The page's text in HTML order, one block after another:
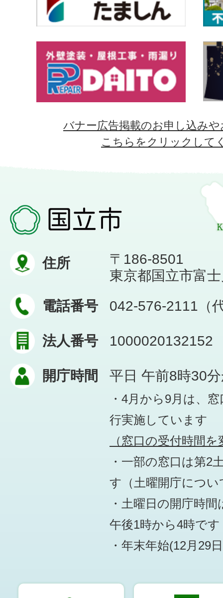
バナー広告掲載のお申し込み
こちらをクリックして
住所
〒186-8501
東京都国立市富
電話番号
042-576-2111（
法人番号 1000020132152
開庁時間 平日 午前8時30
・4月から9月は、
行実施しています
（窓口の受付時間
・一部の窓口は第2
す （土曜開庁につ
・土曜日の開庁時
午後1時から4時です
・年末年始(12月29